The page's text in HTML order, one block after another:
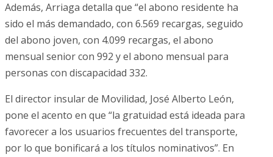
Además, Arriaga detalla que “el abono residente ha
sido el más demandado, con 6.569 recargas, seguido
del abono joven, con 4.099 recargas, el abono
mensual senior con 992 y el abono mensual para
personas con discapacidad 332.
El director insular de Movilidad, José Alberto León,
pone el acento en que “la gratuidad está ideada para
favorecer a los usuarios frecuentes del transporte,
por lo que bonificará a los títulos nominativos”. En